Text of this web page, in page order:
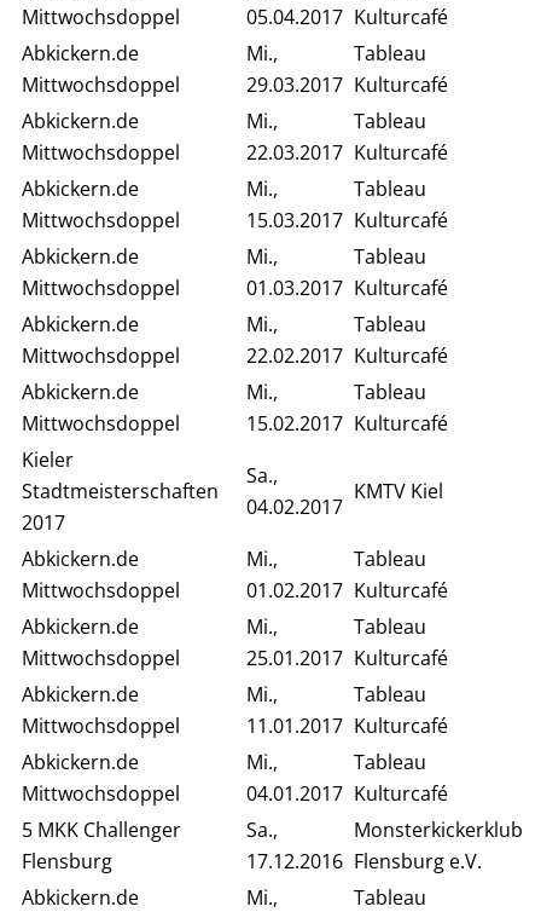
Mittwochsdoppel
05.04.2017 Kulturcafé
Abkickern.de
Mittwochsdoppel
Mi.,
29.03.2017
Tableau
Kulturcafé
Abkickern.de
Mittwochsdoppel
Mi.,
22.03.2017
Tableau
Kulturcafé
Abkickern.de
Mittwochsdoppel
Mi.,
15.03.2017
Tableau
Kulturcafé
Abkickern.de
Mittwochsdoppel
Mi.,
01.03.2017
Tableau
Kulturcafé
Abkickern.de
Mittwochsdoppel
Mi.,
22.02.2017
Tableau
Kulturcafé
Abkickern.de
Mittwochsdoppel
Mi.,
15.02.2017
Tableau
Kulturcafé
Kieler
Stadtmeisterschaften
2017
Sa.,
04.02.2017
KMTV Kiel
Abkickern.de
Mittwochsdoppel
Mi.,
01.02.2017
Tableau
Kulturcafé
Abkickern.de
Mittwochsdoppel
Mi.,
25.01.2017
Tableau
Kulturcafé
Abkickern.de
Mittwochsdoppel
Mi.,
11.01.2017
Tableau
Kulturcafé
Abkickern.de
Mittwochsdoppel
Mi.,
04.01.2017
Tableau
Kulturcafé
5 MKK Challenger
Flensburg
Sa.,
17.12.2016
Monsterkickerklub
Flensburg e.V.
Abkickern.de
Mi.,
Tableau